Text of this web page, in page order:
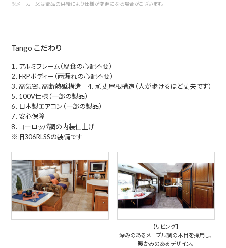
※メーカー又は部品の供給により仕様が変更になる場合がございます。
Tango こだわり
1．アルミフレーム（腐食の心配不要）
2．FRPボディー（雨漏れの心配不要）
3．高気密、高断熱壁構造 4．頑丈屋根構造（人が歩けるほど丈夫です）
5．100V仕様（一部の製品）
6．日本製エアコン（一部の製品）
7．安心保障
8．ヨーロッパ調の内装仕上げ
※旧306RLSSの装備です
【リビング】
深みのあるメープル調の木目を採用し、
暖かみのあるデザイン。